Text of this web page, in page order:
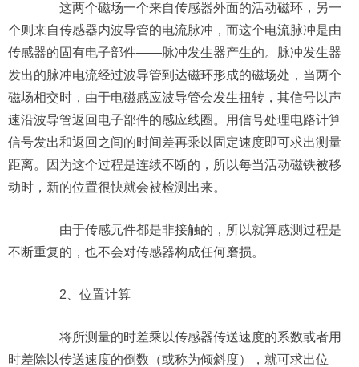
这两个磁场一个来自传感器外面的活动磁环，另一
个则来自传感器内波导管的电流脉冲，而这个电流脉冲是由
传感器的固有电子部件——脉冲发生器产生的。脉冲发生器
发出的脉冲电流经过波导管到达磁环形成的磁场处，当两个
磁场相交时，由于电磁感应波导管会发生扭转，其信号以声
速沿波导管返回电子部件的感应线圈。用信号处理电路计算
信号发出和返回之间的时间差再乘以固定速度即可求出测量
距离。因为这个过程是连续不断的，所以每当活动磁铁被移
动时，新的位置很快就会被检测出来。
由于传感元件都是非接触的，所以就算感测过程是
不断重复的，也不会对传感器构成任何磨损。
2、位置计算
将所测量的时差乘以传感器传送速度的系数或者用
时差除以传送速度的倒数（或称为倾斜度），就可求出位